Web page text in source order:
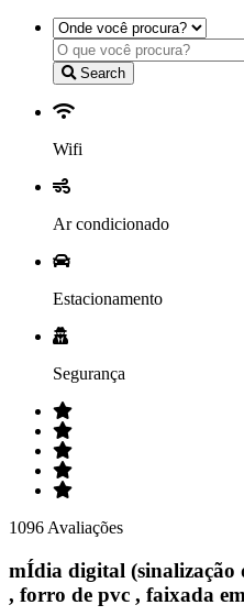
Search
Wifi
Ar condicionado
Estacionamento
Segurança
1096 Avaliações
mÍdia digital (sinalização
, forro de pvc , faixada